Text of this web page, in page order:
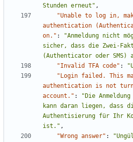
Stunden erneut" ,
"Unable to log in,
authentication
on." :
"Anmeldung nicht
sicher, dass die Zwei-
(Authenticator oder
"Invalid TFA code" :
"Login failed. This
authentication is not
account." :
"Die
kann daran liegen, dass
Authentisierung für Ihr
ist." ,
"Wrong answer" :